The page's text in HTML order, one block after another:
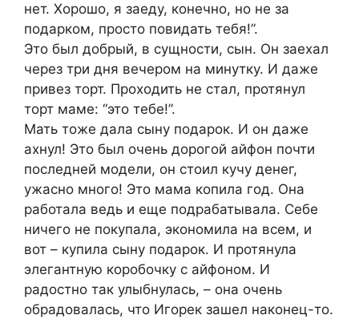
нет. Хорошо, я заеду, конечно, но не за
подарком, просто повидать тебя!”.
Это был добрый, в сущности, сын. Он заехал
через три дня вечером на минутку. И даже
привез торт. Проходить не стал, протянул
торт маме: “это тебе!”.
Мать тоже дала сыну подарок. И он даже
ахнул! Это был очень дорогой айфон почти
последней модели, он стоил кучу денег,
ужасно много! Это мама копила год. Она
работала ведь и еще подрабатывала. Себе
ничего не покупала, экономила на всем, и
вот – купила сыну подарок. И протянула
элегантную коробочку с айфоном. И
радостно так улыбнулась, – она очень
обрадовалась, что Игорек зашел наконец-то.